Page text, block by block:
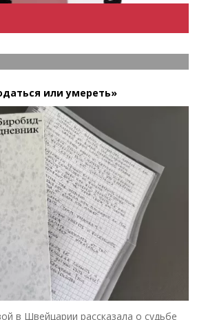
или умереть»
в Швейцарии рассказала о судьбе